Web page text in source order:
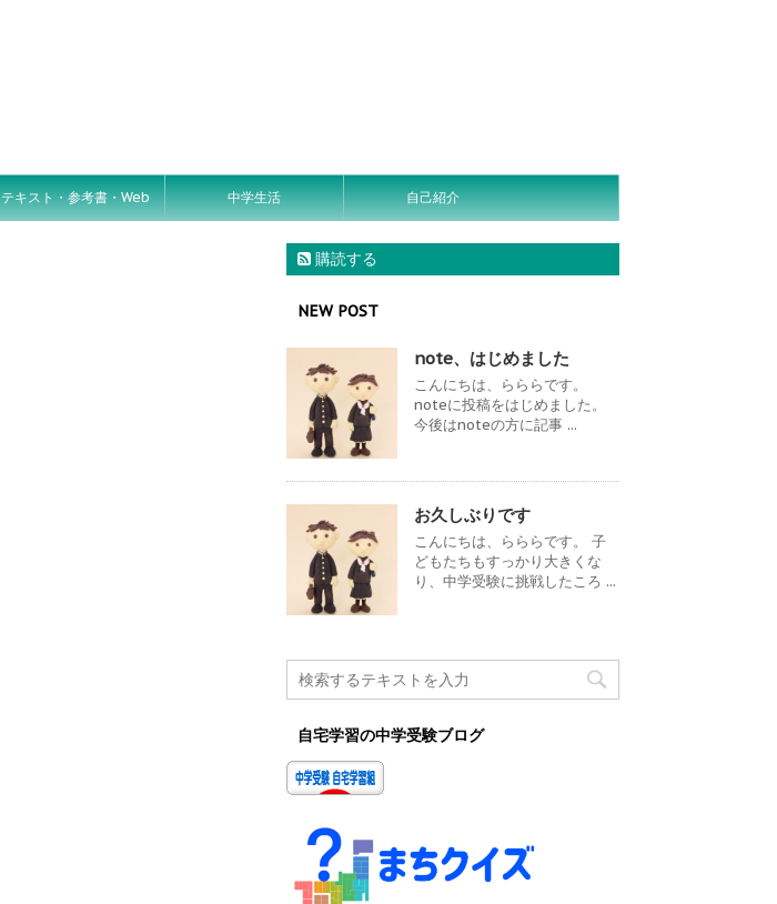
テキスト・参考書・Web 中学生活 自己紹介
購読する
NEW POST
note、はじめました
こんにちは、らららです。
noteに投稿をはじめました。
今後はnoteの方に記事 ...
お久しぶりです
こんにちは、らららです。 子
どもたちもすっかり大きくな
り、中学受験に挑戦したころ ...
自宅学習の中学受験ブログ